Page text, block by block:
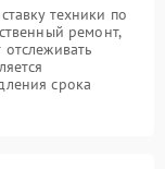
техники по
ремонт,
срока